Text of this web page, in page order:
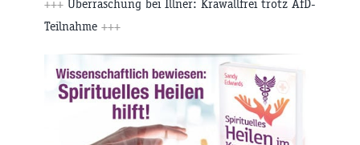
+++ Überraschung bei Illner: Krawallfrei trotz AfD-
Teilnahme +++